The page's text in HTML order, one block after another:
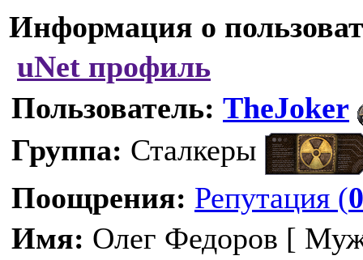
Информация о
uNet профиль
Пользователь: TheJoker
Группа: Сталкеры
Поощрения: Репутация (0
Имя: Олег Федоров [